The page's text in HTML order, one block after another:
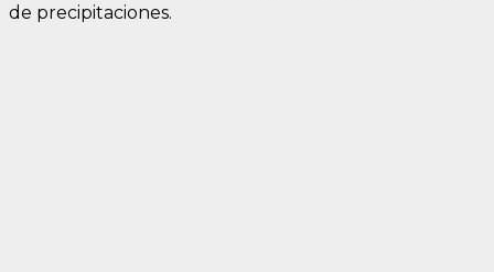
de precipitaciones.